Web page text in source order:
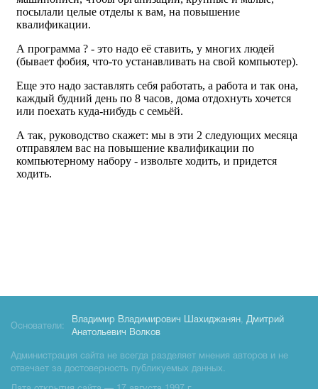
Основатели:
Владимир Владимирович Шахиджанян, Дмитрий
Анатольевич Волков
Администрация сайта не всегда разделяет мнения авторов и не
отвечает за достоверность публикуемых данных.